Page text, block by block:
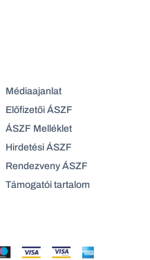
Médiaajanlat
Előfizetői ÁSZF
ÁSZF Melléklet
Hirdetési ÁSZF
Rendezveny ÁSZF
Támogatói tartalom